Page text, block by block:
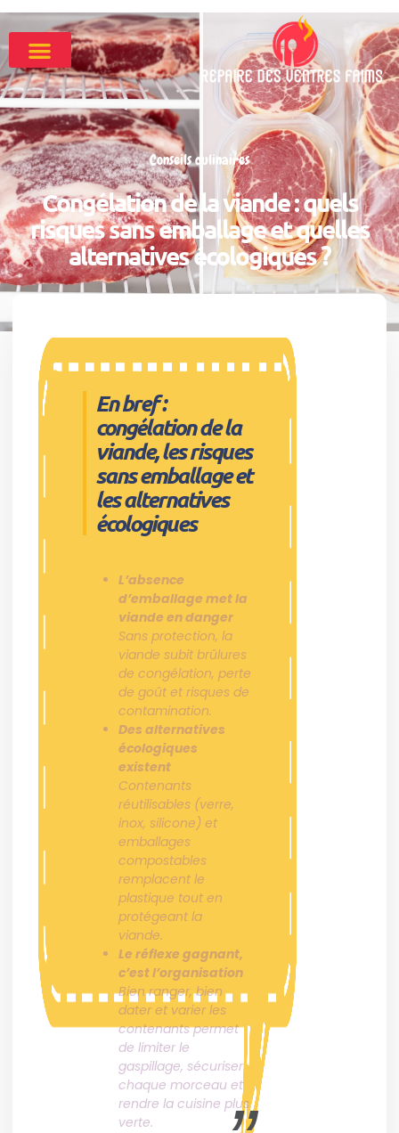
Conseils culinaires
Congélation de la viande : quels
risques sans emballage et quelles
alternatives écologiques ?
En bref :
congélation de la
viande, les risques
sans emballage et
les alternatives
écologiques
L’absence
d’emballage met la
viande en danger
Sans protection, la
viande subit brûlures
de congélation, perte
de goût et risques de
contamination.
Des alternatives
écologiques
existent
Contenants
réutilisables (verre,
inox, silicone) et
emballages
compostables
remplacent le
plastique tout en
protégeant la
viande.
Le réflexe gagnant,
c’est l’organisation
Bien ranger, bien
dater et varier les
contenants permet
de limiter le
gaspillage, sécuriser
chaque morceau et
rendre la cuisine plus
verte.